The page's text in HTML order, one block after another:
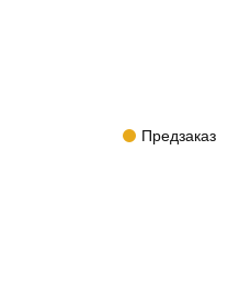
Предзаказ